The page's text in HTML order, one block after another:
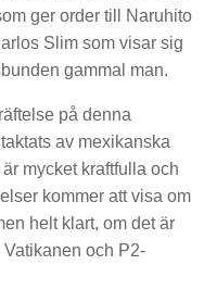
ger order till Naruhito
Slim som visar sig
gammal man.
på denna
av mexikanska
mycket kraftfulla och
kommer att visa om
helt klart, om det är
och P2-